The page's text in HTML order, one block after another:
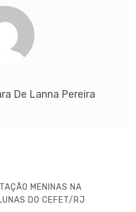
De Lanna Pereira
MENINAS NA
DO CEFET/RJ